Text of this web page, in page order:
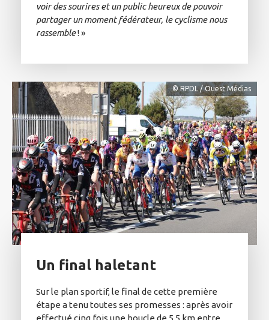
voir des sourires et un public heureux de pouvoir
partager un moment fédérateur, le cyclisme nous
rassemble! »
© RPDL / Ouest Médias
Un final haletant
Sur le plan sportif, le final de cette première
étape a tenu toutes ses promesses : après avoir
effectué cinq fois une boucle de 5,5 km entre